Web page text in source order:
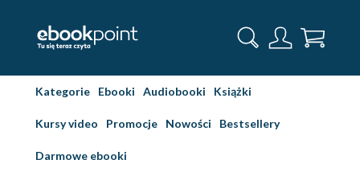
Kategorie Ebooki Audiobooki Książki
Kursy video Promocje Nowości Bestsellery
Darmowe ebooki